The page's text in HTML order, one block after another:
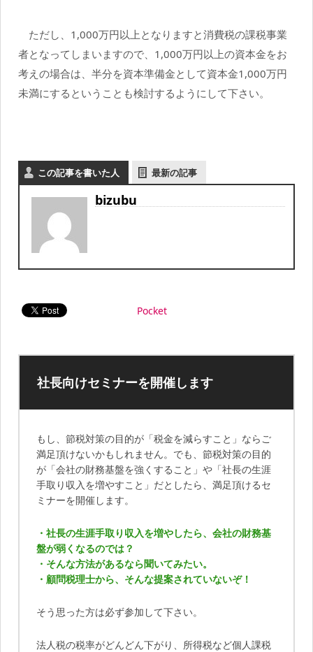
ただし、1,000万円以上となりますと消費税の課税事業
者となってしまいますので、1,000万円以上の資本金をお
考えの場合は、半分を資本準備金として資本金1,000万円
未満にするということも検討するようにして下さい。
この記事を書いた人 最新の記事
bizubu
Pocket
社長向けセミナーを開催します
もし、節税対策の目的が「税金を減らすこと」ならご
満足頂けないかもしれません。でも、節税対策の目的
が「会社の財務基盤を強くすること」や「社長の生涯
手取り収入を増やすこと」だとしたら、満足頂けるセ
ミナーを開催します。
・社長の生涯手取り収入を増やしたら、会社の財務基
盤が弱くなるのでは？
・そんな方法があるなら聞いてみたい。
・顧問税理士から、そんな提案されていないぞ！
そう思った方は必ず参加して下さい。
法人税の税率がどんどん下がり、所得税など個人課税